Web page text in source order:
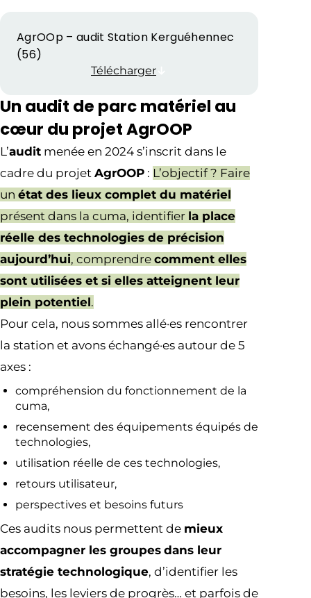
AgrOOp – audit Station Kerguéhennec
(56)
Télécharger
Un audit de parc matériel au
cœur du projet AgrOOP
L’audit menée en 2024 s’inscrit dans le
cadre du projet AgrOOP : L’objectif ? Faire
un état des lieux complet du matériel
présent dans la cuma, identifier la place
réelle des technologies de précision
aujourd’hui, comprendre comment elles
sont utilisées et si elles atteignent leur
plein potentiel.
Pour cela, nous sommes allé·es rencontrer
la station et avons échangé·es autour de 5
axes :
compréhension du fonctionnement de la
cuma,
recensement des équipements équipés de
technologies,
utilisation réelle de ces technologies,
retours utilisateur,
perspectives et besoins futurs
Ces audits nous permettent de mieux
accompagner les groupes dans leur
stratégie technologique, d’identifier les
besoins, les leviers de progrès… et parfois de